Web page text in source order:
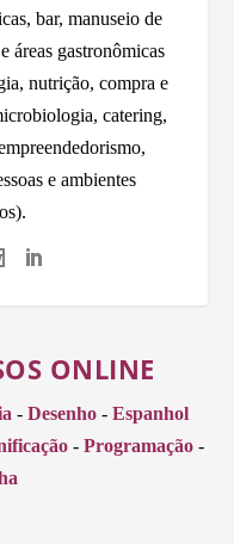
bar, manuseio de
áreas gastronômicas
nutrição, compra e
catering,
e ambientes
ONLINE
- Desenho- Espanhol
- Programação -